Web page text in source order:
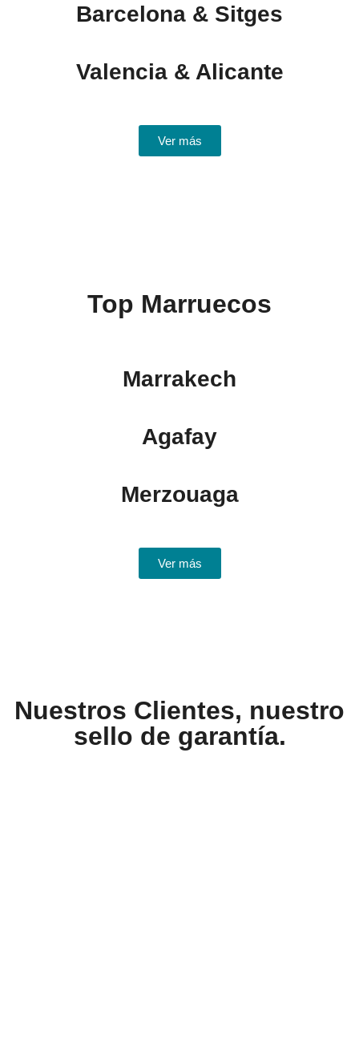
Barcelona & Sitges
Valencia & Alicante
Ver más
Top Marruecos
Marrakech
Agafay
Merzouaga
Ver más
Nuestros Clientes, nuestro
sello de garantía.